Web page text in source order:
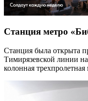
Станция метро
Станция была открыта
Тимирязевской линии
колонная